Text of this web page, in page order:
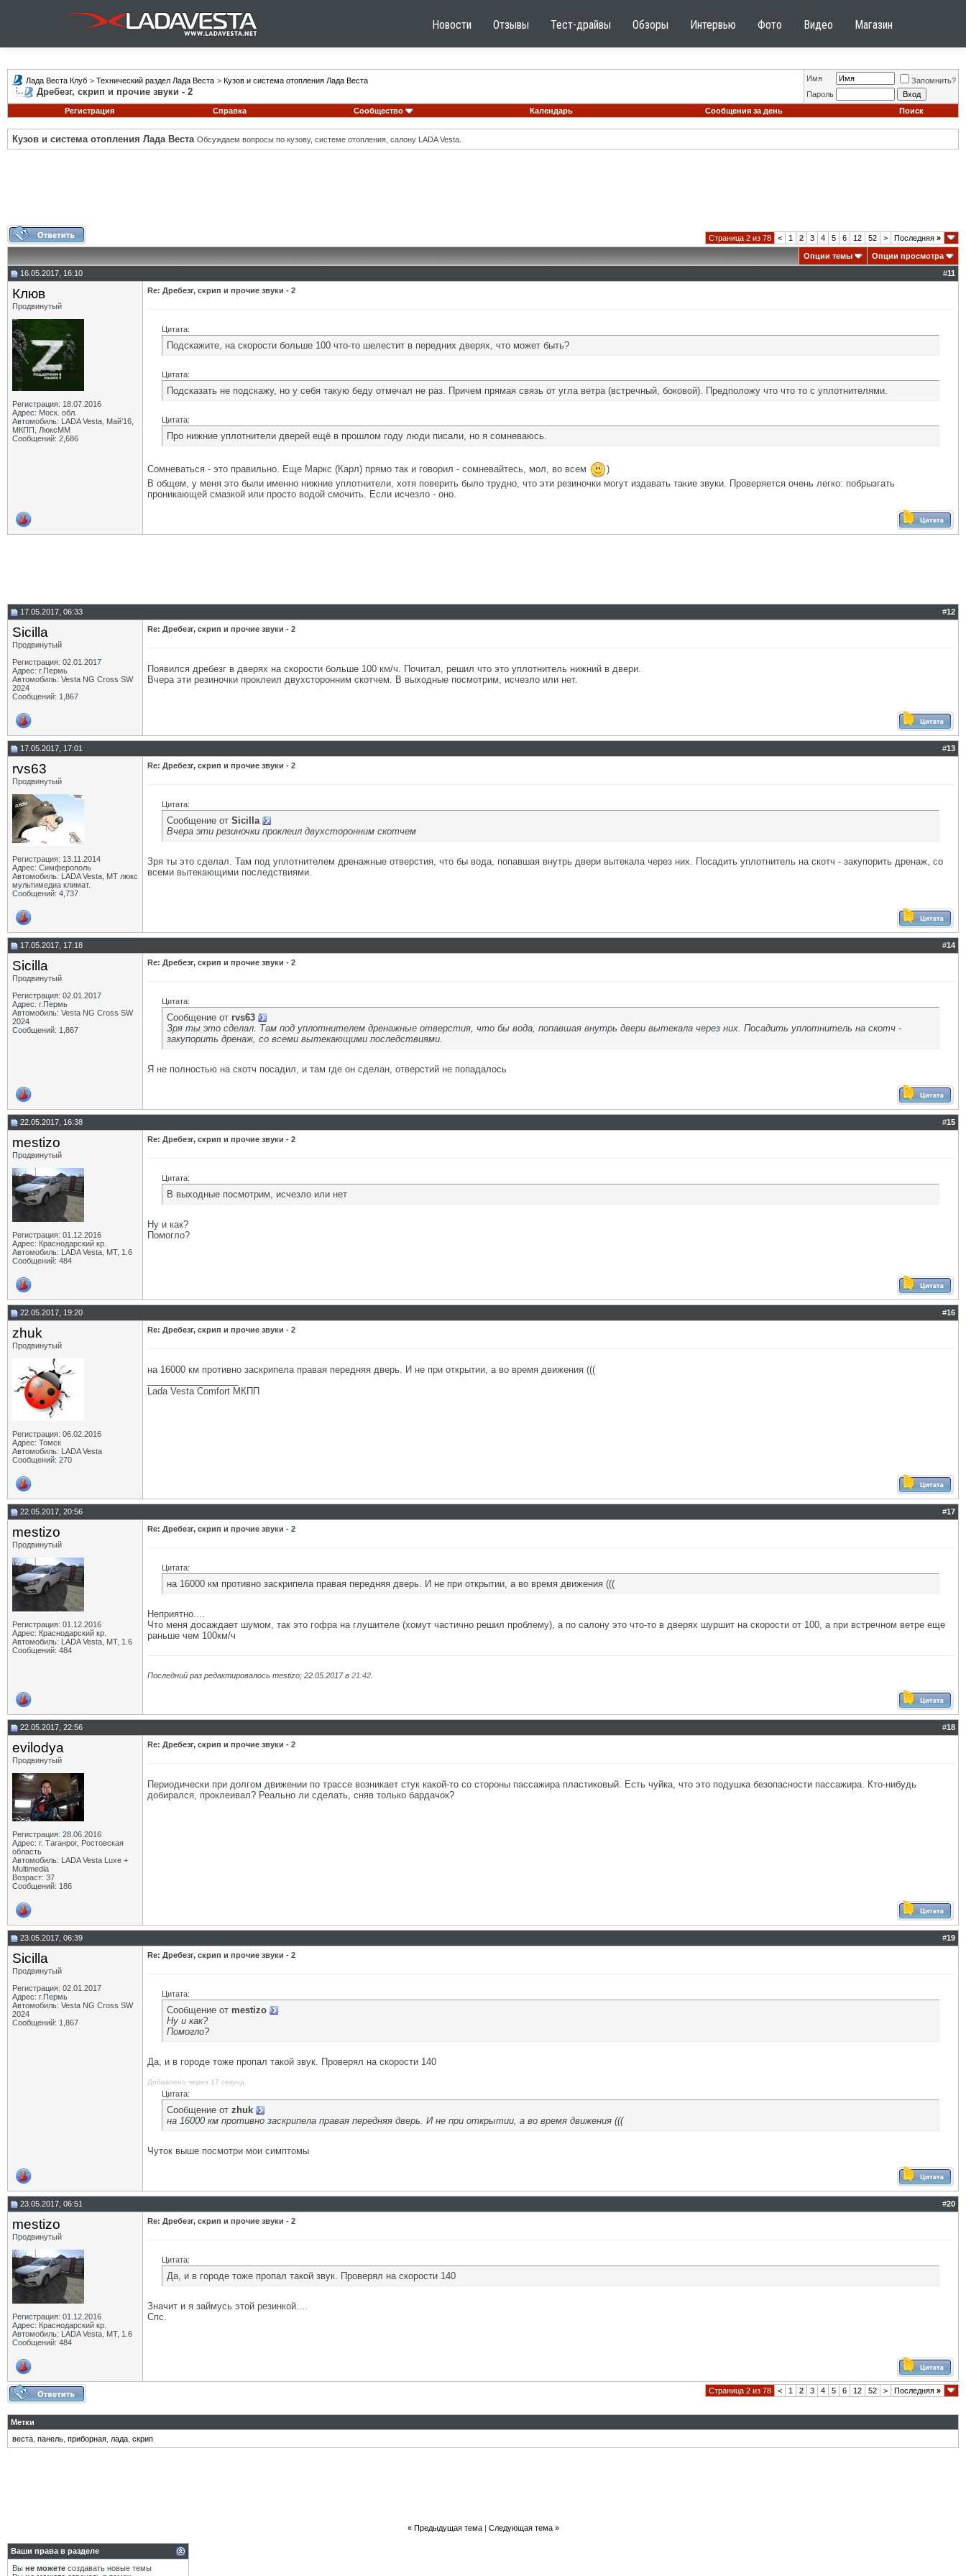
Новости Отзывы Тест-драйвы Обзоры Интервью Фото Видео Магазин
Лада Веста Клуб > Технический раздел Лада Веста > Кузов и система отопления Лада Веста
Дребезг, скрип и прочие звуки - 2
Имя
Запомнить?
Пароль
Регистрация
Справка Сообщество Календарь Сообщения за день Поиск
Кузов и система отопления Лада Веста Обсуждаем вопросы по кузову, системе отопления, салону LADA Vesta.
Страница 2 из 78 < 1 2 3 4 5 6 12 52 > Последняя »
Опции темы
Опции просмотра
16.05.2017, 16:10
#11
Клюв
Продвинутый
Регистрация: 18.07.2016
Адрес: Моск. обл.
Автомобиль: LADA Vesta, Май'16,
МКПП, ЛюксММ
Сообщений: 2,686
Re: Дребезг, скрип и прочие звуки - 2
Цитата:
Подскажите, на скорости больше 100 что-то шелестит в передних дверях, что может быть?
Цитата:
Подсказать не подскажу, но у себя такую беду отмечал не раз. Причем прямая связь от угла ветра (встречный, боковой). Предположу что что то с уплотнителями.
Цитата:
Про нижние уплотнители дверей ещё в прошлом году люди писали, но я сомневаюсь.
Сомневаться - это правильно. Еще Маркс (Карл) прямо так и говорил - сомневайтесь, мол, во всем
)
В общем, у меня это были именно нижние уплотнители, хотя поверить было трудно, что эти резиночки могут издавать такие звуки. Проверяется очень легко: побрызгать
проникающей смазкой или просто водой смочить. Если исчезло - оно.
17.05.2017, 06:33 #12
Sicilla
Продвинутый
Регистрация: 02.01.2017
Адрес: г.Пермь
Автомобиль: Vesta NG Cross SW
2024
Сообщений: 1,867
Re: Дребезг, скрип и прочие звуки - 2
Появился дребезг в дверях на скорости больше 100 км/ч. Почитал, решил что это уплотнитель нижний в двери.
Вчера эти резиночки проклеил двухсторонним скотчем. В выходные посмотрим, исчезло или нет.
17.05.2017, 17:01 #13
rvs63
Продвинутый
Регистрация: 13.11.2014
Адрес: Симферополь
Автомобиль: LADA Vesta, МТ люкс
мультимедиа климат.
Сообщений: 4,737
Re: Дребезг, скрип и прочие звуки - 2
Цитата:
Сообщение от Sicilla
Вчера эти резиночки проклеил двухсторонним скотчем
Зря ты это сделал. Там под уплотнителем дренажные отверстия, что бы вода, попавшая внутрь двери вытекала через них. Посадить уплотнитель на скотч - закупорить дренаж, со
всеми вытекающими последствиями.
17.05.2017, 17:18 #14
Sicilla
Продвинутый
Регистрация: 02.01.2017
Адрес: г.Пермь
Автомобиль: Vesta NG Cross SW
2024
Сообщений: 1,867
Re: Дребезг, скрип и прочие звуки - 2
Цитата:
Сообщение от rvs63
Зря ты это сделал. Там под уплотнителем дренажные отверстия, что бы вода, попавшая внутрь двери вытекала через них. Посадить уплотнитель на скотч -
закупорить дренаж, со всеми вытекающими последствиями.
Я не полностью на скотч посадил, и там где он сделан, отверстий не попадалось
22.05.2017, 16:38 #15
mestizo
Продвинутый
Регистрация: 01.12.2016
Адрес: Краснодарский кр.
Автомобиль: LADA Vesta, МТ, 1.6
Сообщений: 484
Re: Дребезг, скрип и прочие звуки - 2
Цитата:
В выходные посмотрим, исчезло или нет
Ну и как?
Помогло?
22.05.2017, 19:20 #16
zhuk
Продвинутый
Регистрация: 06.02.2016
Адрес: Томск
Автомобиль: LADA Vesta
Сообщений: 270
Re: Дребезг, скрип и прочие звуки - 2
на 16000 км противно заскрипела правая передняя дверь. И не при открытии, а во время движения (((
Lada Vesta Comfort МКПП
22.05.2017, 20:56 #17
mestizo
Продвинутый
Регистрация: 01.12.2016
Адрес: Краснодарский кр.
Автомобиль: LADA Vesta, МТ, 1.6
Сообщений: 484
Re: Дребезг, скрип и прочие звуки - 2
Цитата:
на 16000 км противно заскрипела правая передняя дверь. И не при открытии, а во время движения (((
Неприятно....
Что меня досаждает шумом, так это гофра на глушителе (хомут частично решил проблему), а по салону это что-то в дверях шуршит на скорости от 100, а при встречном ветре еще
раньше чем 100км/ч
Последний раз редактировалось mestizo; 22.05.2017 в 21:42
22.05.2017, 22:56 #18
evilodya
Продвинутый
Регистрация: 28.06.2016
Адрес: г. Таганрог, Ростовская
область
Автомобиль: LADA Vesta Luxe +
Multimedia
Возраст: 37
Сообщений: 186
Re: Дребезг, скрип и прочие звуки - 2
Периодически при долгом движении по трассе возникает стук какой-то со стороны пассажира пластиковый. Есть чуйка, что это подушка безопасности пассажира. Кто-нибудь
добирался, проклеивал? Реально ли сделать, сняв только бардачок?
23.05.2017, 06:39 #19
Sicilla
Продвинутый
Регистрация: 02.01.2017
Адрес: г.Пермь
Автомобиль: Vesta NG Cross SW
2024
Сообщений: 1,867
Re: Дребезг, скрип и прочие звуки - 2
Цитата:
Сообщение от mestizo
Ну и как?
Помогло?
Да, и в городе тоже пропал такой звук. Проверял на скорости 140
Добавлено через 17 секунд
Цитата:
Сообщение от zhuk
на 16000 км противно заскрипела правая передняя дверь. И не при открытии, а во время движения (((
Чуток выше посмотри мои симптомы
23.05.2017, 06:51 #20
mestizo
Продвинутый
Регистрация: 01.12.2016
Адрес: Краснодарский кр.
Автомобиль: LADA Vesta, МТ, 1.6
Сообщений: 484
Re: Дребезг, скрип и прочие звуки - 2
Цитата:
Да, и в городе тоже пропал такой звук. Проверял на скорости 140
Значит и я займусь этой резинкой....
Спс.
Страница 2 из 78 < 1 2 3 4 5 6 12 52 > Последняя »
Метки
веста панель приборная лада скрип
« Предыдущая тема| Следующая тема »
Ваши права в разделе
Вы не можете создавать новые темы